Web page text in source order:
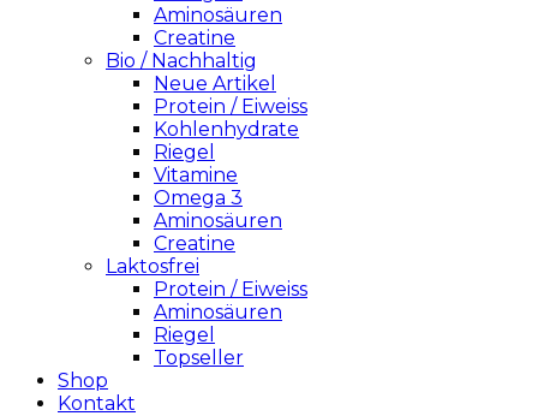
Aminosäuren
Creatine
Bio / Nachhaltig
Neue Artikel
Protein / Eiweiss
Kohlenhydrate
Riegel
Vitamine
Omega 3
Aminosäuren
Creatine
Laktosfrei
Protein / Eiweiss
Aminosäuren
Riegel
Topseller
Shop
Kontakt